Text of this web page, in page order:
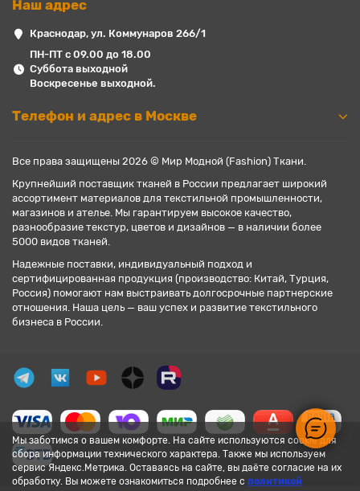
Мы заботимся о вашем комфорте. На сайте используются cookie для
сбора информации технического характера. Также мы используем
сервис Яндекс.Метрика. Оставаясь на сайте, вы даёте согласие на их
обработку. Вы можете ознакомиться подробнее с политикой
Наш адрес
Краснодар, ул. Коммунаров 266/1
ПН-ПТ с 09.00 до 18.00
Суббота выходной
Воскресенье выходной.
Телефон и адрес в Москве
Все права защищены 2026 © Мир Модной (Fashion) Ткани.
Крупнейший поставщик тканей в России предлагает широкий
ассортимент материалов для текстильной промышленности,
магазинов и ателье. Мы гарантируем высокое качество,
разнообразие текстур, цветов и дизайнов — в наличии более
5000 видов тканей.
Надежные поставки, индивидуальный подход и
сертифицированная продукция (производство: Китай, Турция,
Россия) помогают нам выстраивать долгосрочные партнерские
отношения. Наша цель — ваш успех и развитие текстильного
бизнеса в России.